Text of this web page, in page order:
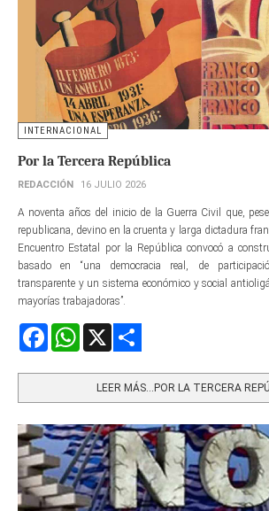
INTERNACIONAL
Por la Tercera República
REDACCIÓN 16 JULIO 2026
A noventa años del inicio de la Guerra Civil que,
republicana, devino en la cruenta y larga dictadura
Encuentro Estatal por la República convocó a
basado en “una democracia real, de
transparente y un sistema económico y social
mayorías trabajadoras”.
FacebookWhatsApp
LEER MÁS…POR LA TERCERA